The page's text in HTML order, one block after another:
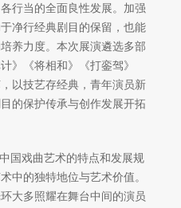
行当的全面良性发展。加强
净行经典剧目的保留，也能
养力度。本次展演遴选多部
》《将相和》《打銮驾》
以技艺存经典，青年演员新
的保护传承与创作发展开拓
国戏曲艺术的特点和发展规
中的独特地位与艺术价值。
大多照耀在舞台中间的演员